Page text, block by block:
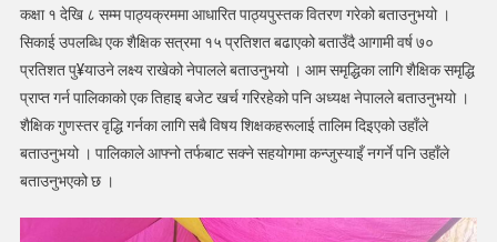
सिकाई
मेला
सम्पन्न
कक्षा १ देखि ८ सम्म पाठ्यक्रममा आधारित पाठ्यपुस्तक वितरण गरेको बताउनुभयो ।
सिकाई उपलब्धि एक शैक्षिक सत्रमा १५ प्रतिशत बढाएको बताउँदै आगामी वर्ष ७०
प्रतिशत पु¥याउने लक्ष्य राखेको नेपालले बताउनुभयो । आम समृद्धिका लागि शैक्षिक समृद्धि
प्राप्त गर्न पालिकाको एक तिहाइ बजेट खर्च गरिरहेको पनि अध्यक्ष नेपालले बताउनुभयो ।
शैक्षिक गुणस्तर वृद्धि गर्नका लागि सबै विषय शिक्षकहरूलाई तालिम दिइएको उहाँले
बताउनुभयो । पालिकाले आफ्नो तर्फबाट सक्ने सहयोगमा कन्जुस्याइँ नगर्ने पनि उहाँले
बताउनुभएको छ ।